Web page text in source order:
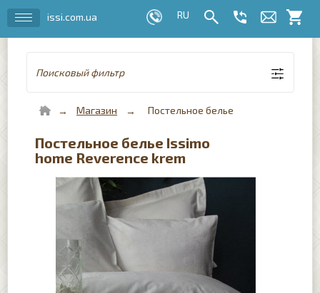
issi.com.ua
Поисковый фильтр
Магазин Постельное белье
Постельное белье Issimo
home Reverence krem